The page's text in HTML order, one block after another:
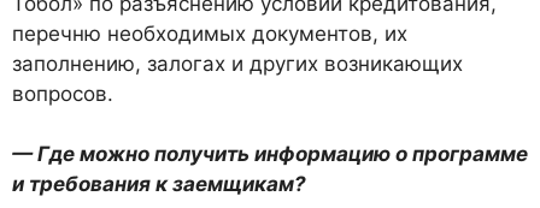
перечню необходимых документов, их
заполнению, залогах и других возникающих
вопросов.
— Где можно получить информацию о программе
и требования к заемщикам?